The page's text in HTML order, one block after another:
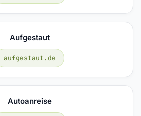
Aufgestaut
aufgestaut.de
Autoanreise